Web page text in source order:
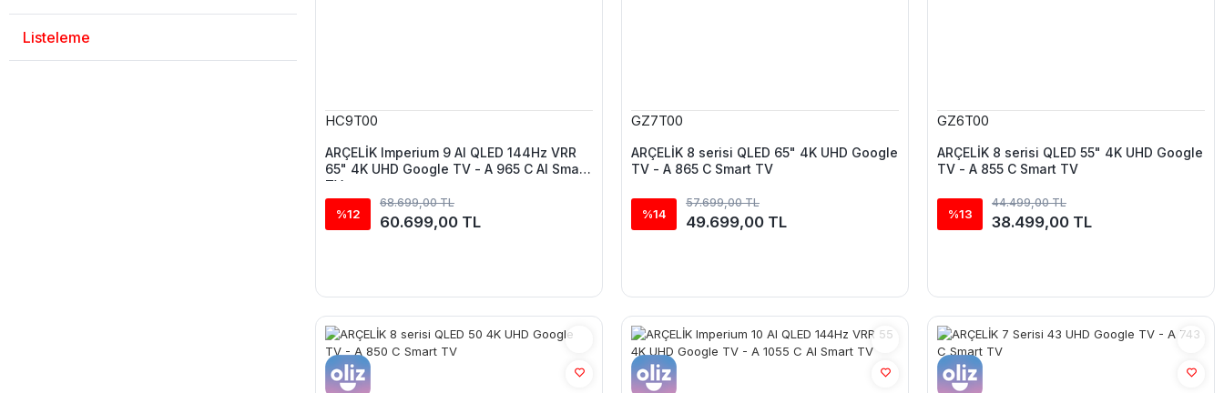
Listeleme
HC9T00
ARÇELİK Imperium 9 AI QLED 144Hz VRR
65" 4K UHD Google TV - A 965 C AI Smart
TV
%12
68.699,00 TL
60.699,00 TL
GZ7T00
ARÇELİK 8 serisi QLED 65" 4K UHD Google
TV - A 865 C Smart TV
%14
57.699,00 TL
49.699,00 TL
GZ6T00
ARÇELİK 8 serisi QLED 55" 4K UHD Google
TV - A 855 C Smart TV
%13
44.499,00 TL
38.499,00 TL